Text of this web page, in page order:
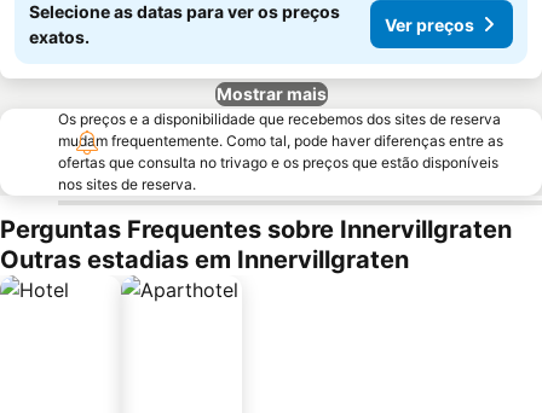
Selecione as datas para ver os preços
exatos.
Ver preços
Mostrar mais
Os preços e a disponibilidade que recebemos dos sites de reserva
mudam frequentemente. Como tal, pode haver diferenças entre as
ofertas que consulta no trivago e os preços que estão disponíveis
nos sites de reserva.
Perguntas Frequentes sobre Innervillgraten
Outras estadias em Innervillgraten